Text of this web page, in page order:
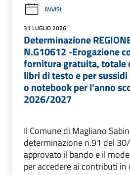
AVVISI
31 LUGLIO 2026
Determinazione
N.G10612 -Erogazione
fornitura gratuita, totale
libri di testo e per
o notebook per l'anno
2026/2027
Il Comune di Magliano
determinazione n.91 del
approvato il bando e il
per accedere ai contributi in